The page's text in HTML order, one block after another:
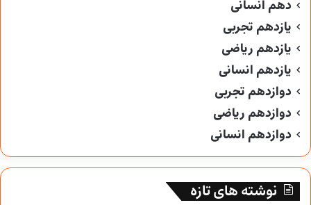
دهم انسانی
یازدهم تجربی
یازدهم ریاضی
یازدهم انسانی
دوازدهم تجربی
دوازدهم ریاضی
دوازدهم انسانی
نوشته های تازه